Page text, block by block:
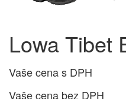
Lowa Tibet
Vaše cena s DPH
Vaše cena bez DPH